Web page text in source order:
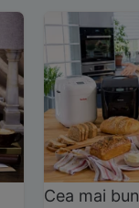
Cea mai